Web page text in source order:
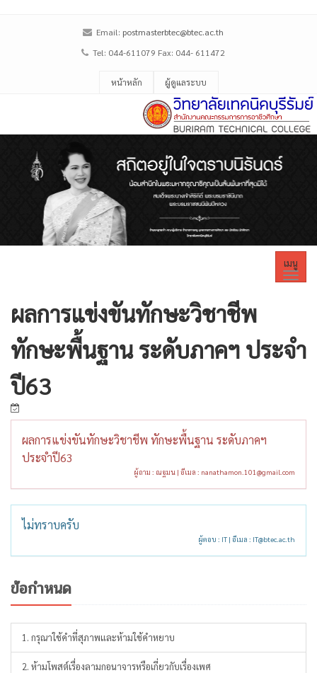
Email: postmasterbtec@btec.ac.th
Tel: 044-611079 Fax: 044- 611472
หน้าหลัก ผู้ดูแลระบบ
เมนู
ผลการแข่งขันทักษะวิชาชีพ
ทักษะพื้นฐาน ระดับภาคฯ ประจำ
ปี63
ผลการแข่งขันทักษะวิชาชีพ ทักษะพื้นฐาน ระดับภาคฯ
ประจำปี63
ผู้ถาม : ณฐมน | อีเมล : nanathamon.101@gmail.com
ไม่ทราบครับ
ผู้ตอบ : IT | อีเมล : IT@btec.ac.th
ข้อกำหนด
1. กรุณาใช้คำที่สุภาพและห้ามใช้คำหยาบ
2. ห้ามโพสต์เรื่องลามกอนาจารหรือเกี่ยวกับเรื่องเพศ